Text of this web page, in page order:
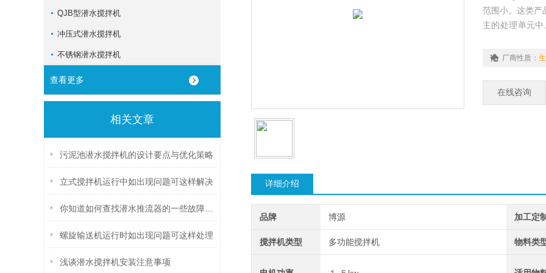
QJB型潜水搅拌机
冲压式潜水搅拌机
不锈钢潜水搅拌机
查看更多
相关文章
污泥池潜水搅拌机的设计要点与优化策略
立式搅拌机运行中如出现问题可这样解决
螺旋输送机运行时如出现问题可这样处理
浅谈潜水搅拌机安装注意事项
范围小。这类产
主的处理单元
片具有自洁功
厂商性质：
在线咨询
详细介绍
品牌 博源 加工定
搅拌机类型 多功能搅拌机 物料类